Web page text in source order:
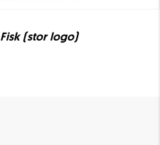
(stor logo)